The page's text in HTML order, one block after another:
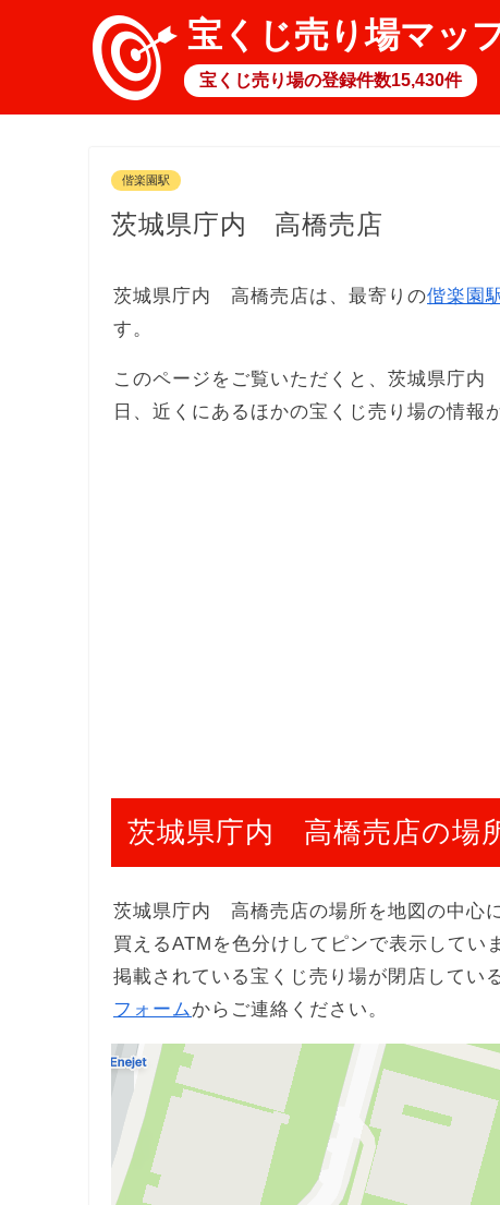
宝くじ売り場マッ
宝くじ売り場の登録件数15,430件
偕楽園駅
茨城県庁内 高橋売店
茨城県庁内 高橋売店は、最寄りの偕楽園
す。
このページをご覧いただくと、茨城県庁
日、近くにあるほかの宝くじ売り場の情報
茨城県庁内 高橋売店の場
茨城県庁内 高橋売店の場所を地図の中心
買えるATMを色分けしてピンで表示してい
掲載されている宝くじ売り場が閉店してい
フォーム からご連絡ください。